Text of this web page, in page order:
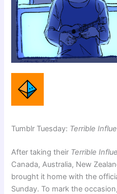
Tumblr Tuesday: Terrible
After taking their Terrible
Canada, Australia, New
brought it home with the
Sunday. To mark the